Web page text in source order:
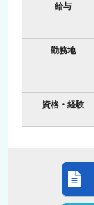
給与
勤務地
資格・経験